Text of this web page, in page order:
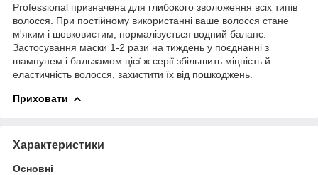
Professional призначена для глибокого зволоження всіх типів
волосся. При постійному використанні ваше волосся стане
м'яким і шовковистим, нормалізується водний баланс.
Застосування маски 1-2 рази на тиждень у поєднанні з
шампунем і бальзамом цієї ж серії збільшить міцність й
еластичність волосся, захистити їх від пошкоджень.
Приховати
Характеристики
Основні